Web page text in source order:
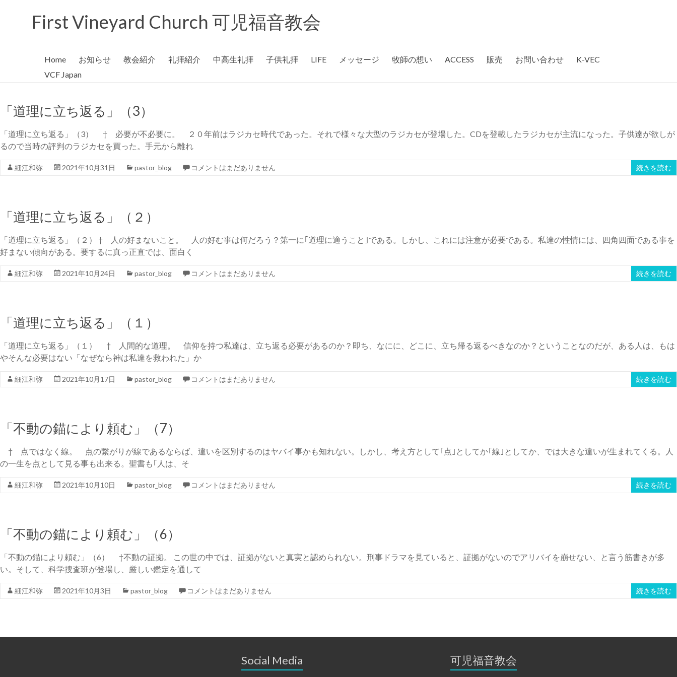
First Vineyard Church 可児福音教会
Home お知らせ 教会紹介 礼拝紹介 中高生礼拝 子供礼拝 LIFE メッセージ 牧師の想い ACCESS 販売 お問い合わせ
K-VEC
VCF Japan
「道理に立ち返る」（3）
「道理に立ち返る」（3） † 必要が不必要に。 ２０年前はラジカセ時代であった。それで様々な大型のラジカセが登場した。CDを登載したラジカセが主流になった。子供達が欲しが
るので当時の評判のラジカセを買った。手元から離れ
細江和弥 2021年10月31日 pastor_blog コメントはまだありません 続きを読む
「道理に立ち返る」（２）
「道理に立ち返る」（２） † 人の好まないこと。 人の好む事は何だろう？第一に｢道理に適うこと｣である。しかし、これには注意が必要である。私達の性情には、四角四面である事を
好まない傾向がある。要するに真っ正直では、面白く
細江和弥 2021年10月24日 pastor_blog コメントはまだありません 続きを読む
「道理に立ち返る」（１）
「道理に立ち返る」（１） † 人間的な道理。 信仰を持つ私達は、立ち返る必要があるのか？即ち、なにに、どこに、立ち帰る返るべきなのか？ということなのだが、ある人は、もは
やそんな必要はない「なぜなら神は私達を救われた」か
細江和弥 2021年10月17日 pastor_blog コメントはまだありません 続きを読む
「不動の錨により頼む」（7）
† 点ではなく線。 点の繋がりが線であるならば、違いを区別するのはヤバイ事かも知れない。しかし、考え方として｢点｣としてか｢線｣としてか、では大きな違いが生まれてくる。人
の一生を点として見る事も出来る。聖書も｢人は、そ
細江和弥 2021年10月10日 pastor_blog コメントはまだありません 続きを読む
「不動の錨により頼む」（6）
「不動の錨により頼む」（6） †不動の証拠。 この世の中では、証拠がないと真実と認められない。刑事ドラマを見ていると、証拠がないのでアリバイを崩せない、と言う筋書きが多
い。そして、科学捜査班が登場し、厳しい鑑定を通して
細江和弥 2021年10月3日 pastor_blog コメントはまだありません 続きを読む
Social Media 可児福音教会